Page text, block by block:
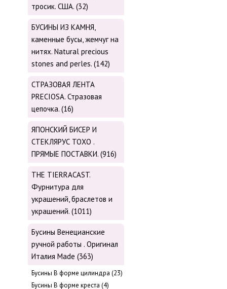
тросик. США. (32)
БУСИНЫ ИЗ КАМНЯ,
каменные бусы, жемчуг на
нитях. Natural precious
stones and perles. (142)
СТРАЗОВАЯ ЛЕНТА
PRECIOSA. Стразовая
цепочка. (16)
ЯПОНСКИЙ БИСЕР И
СТЕКЛЯРУС TOХО .
ПРЯМЫЕ ПОСТАВКИ. (916)
THE TIERRACAST.
Фурнитура для
украшений, браслетов и
украшений. (1011)
Бусины Венецианские
ручной работы . Оригинал
Италия Made (363)
Буcины В форме цилиндра (23)
Бусины В форме креста (4)